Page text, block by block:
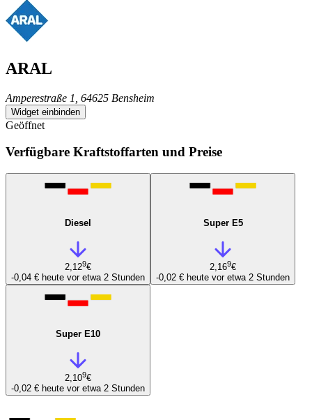
ARAL
Amperestraße 1, 64625 Bensheim
Widget einbinden
Geöffnet
Verfügbare Kraftstoffarten und Preise
Diesel
2,129€
-0,04 € heute vor etwa 2 Stunden
Super E5
2,169€
-0,02 € heute vor etwa 2 Stunden
Super E10
2,109€
-0,02 € heute vor etwa 2 Stunden